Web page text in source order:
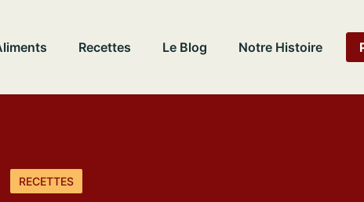
Recettes Le Blog Notre Histoire
RECETTES